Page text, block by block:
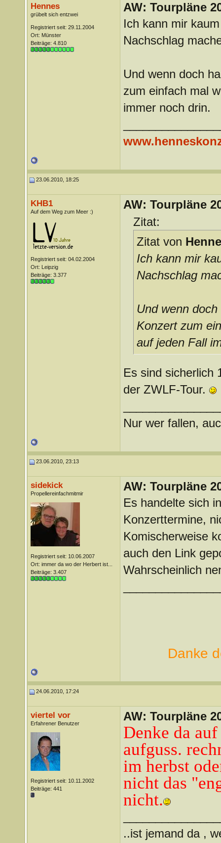
Hennes
grübelt sich entzwei
Registriert seit: 29.11.2004
Ort: Münster
Beiträge: 4.810
AW: Tourpläne
Ich kann mir
Nachschlag
Und wenn doch
zum einfach mal
immer noch drin.
23.06.2010, 18:25
KHB1
Auf dem Weg zum Meer :)
Registriert seit: 04.02.2004
Ort: Leipzig
Beiträge: 3.377
AW: Tourpläne
Zitat:
Zitat von
Ich kann mir
Nachschlag
Und wenn
Konzert zum
auf jeden Fall
Es sind sicherlich
der ZWLF-Tour.
Nur wer fallen,
23.06.2010, 23:13
sidekick
Propellereinfachmitmir
Registriert seit: 10.06.2007
Ort: immer da wo der Herbert ist...
Beiträge: 3.407
AW: Tourpläne
Es handelte sich
Konzerttermine,
Komischerweise
auch den Link
Wahrscheinlich
Danke
24.06.2010, 17:24
viertel vor
Erfahrener Benutzer
Registriert seit: 10.11.2002
Beiträge: 441
AW: Tourpläne
Denke da
aufguss.
im herbst
nicht das
nicht.
..ist jemand da ,